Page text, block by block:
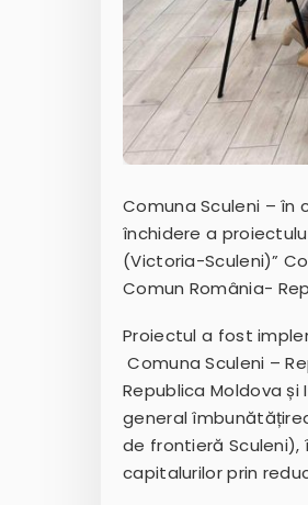
Comuna Sculeni – în
închidere a
(Victoria-Sculeni)”
Comun România-
Proiectul a fost
Comuna Sculeni –
Republica Moldova
general
de frontieră Sculeni),
capitalurilor prin